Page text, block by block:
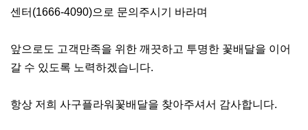
센터(1666-4090)으로 문의주시기 바라며
앞으로도 고객만족을 위한 깨끗하고 투명한 꽃배달을 이어
갈 수 있도록 노력하겠습니다.
항상 저희 사구플라워꽃배달을 찾아주셔서 감사합니다.